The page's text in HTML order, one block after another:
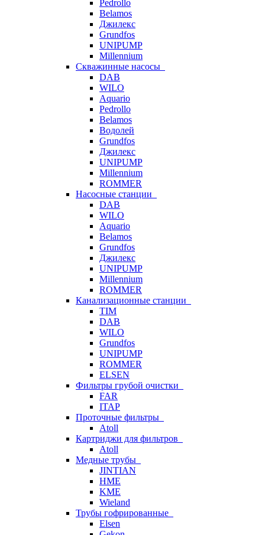
Pedrollo
Belamos
Джилекс
Grundfos
UNIPUMP
Millennium
Скважинные насосы
DAB
WILO
Aquario
Pedrollo
Belamos
Водолей
Grundfos
Джилекс
UNIPUMP
Millennium
ROMMER
Насосные станции
DAB
WILO
Aquario
Belamos
Grundfos
Джилекс
UNIPUMP
Millennium
ROMMER
Канализационные станции
TIM
DAB
WILO
Grundfos
UNIPUMP
ROMMER
ELSEN
Фильтры грубой очистки
FAR
ITAP
Проточные фильтры
Atoll
Картриджи для фильтров
Atoll
Медные трубы
JINTIAN
HME
KME
Wieland
Трубы гофрированные
Elsen